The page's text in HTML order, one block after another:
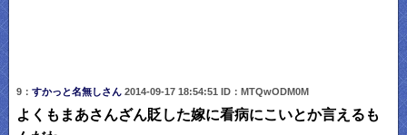
9： すかっと名無しさん 2014-09-17 18:54:51 ID：MTQwODM0M
よくもまあさんざん貶した嫁に看病にこいとか言えるも